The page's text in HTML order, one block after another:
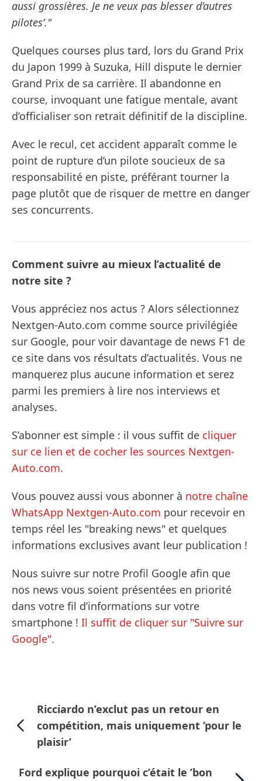
aussi grossières. Je ne veux pas blesser d’autres
pilotes’."
Quelques courses plus tard, lors du Grand Prix
du Japon 1999 à Suzuka, Hill dispute le dernier
Grand Prix de sa carrière. Il abandonne en
course, invoquant une fatigue mentale, avant
d’officialiser son retrait définitif de la discipline.
Avec le recul, cet accident apparaît comme le
point de rupture d’un pilote soucieux de sa
responsabilité en piste, préférant tourner la
page plutôt que de risquer de mettre en danger
ses concurrents.
Comment suivre au mieux l’actualité de
notre site ?
Vous appréciez nos actus ? Alors sélectionnez
Nextgen-Auto.com comme source privilégiée
sur Google, pour voir davantage de news F1 de
ce site dans vos résultats d’actualités. Vous ne
manquerez plus aucune information et serez
parmi les premiers à lire nos interviews et
analyses.
S’abonner est simple : il vous suffit de cliquer
sur ce lien et de cocher les sources Nextgen-
Auto.com.
Vous pouvez aussi vous abonner à notre chaîne
WhatsApp Nextgen-Auto.com pour recevoir en
temps réel les "breaking news" et quelques
informations exclusives avant leur publication !
Nous suivre sur notre Profil Google afin que
nos news vous soient présentées en priorité
dans votre fil d’informations sur votre
smartphone ! Il suffit de cliquer sur "Suivre sur
Google".
Ricciardo n’exclut pas un retour en
compétition, mais uniquement ’pour le
plaisir’
Ford explique pourquoi c’était le ’bon